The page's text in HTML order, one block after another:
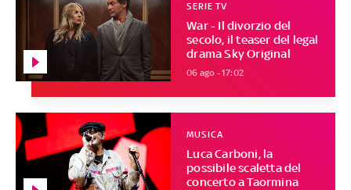
War - Il divorzio del
secolo, il teaser del legal
drama Sky Original
SERIE TV
06 ago - 17:02
Luca Carboni, la
possibile scaletta del
concerto a Taormina
MUSICA